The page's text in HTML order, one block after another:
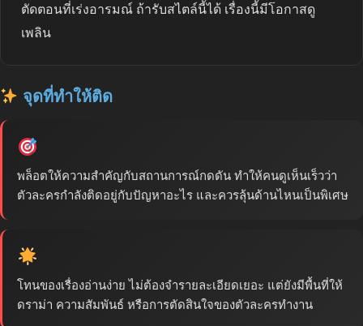
ตัดตอนที่เร่งอารมณ์ ถ้ารับสไตล์นี้ได้ เรื่องนี้มีโอกาสดู
เพลิน
จุดที่ทำให้ติด
พล็อตให้ความสำคัญกับสถานการณ์กดดัน ทำให้คนดูเห็นเร็วว่า
ตัวละครกำลังติดอยู่กับปัญหาอะไร และควรลุ้นด้านไหนเป็นพิเศษ
โทนของเรื่องอ่านง่าย ไม่ต้องจำรายละเอียดเยอะ แต่ยังมีพื้นที่ให้
ดราม่า ความสัมพันธ์ หรือการตัดสินใจของตัวละครทำงาน